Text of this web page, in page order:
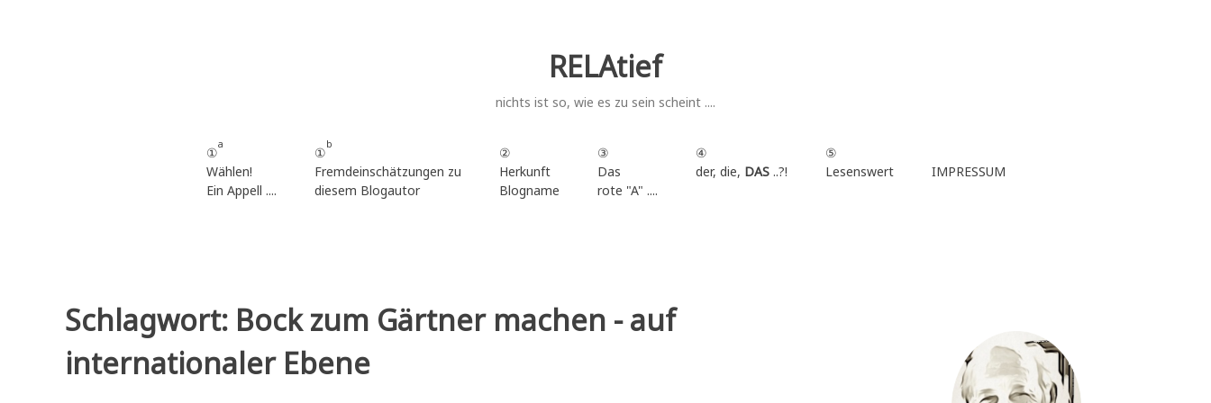
RELAtief
nichts ist so, wie es zu sein scheint ....
①
a
Wählen!
Ein Appell ....
①
b
Fremdeinschätzungen zu
diesem Blogautor
②
Herkunft
Blogname
③
Das
rote "A" ....
④
der, die, DAS..?!
⑤
Lesenswert
IMPRESSUM
Schlagwort: Bock zum Gärtner machen - auf
internationaler Ebene